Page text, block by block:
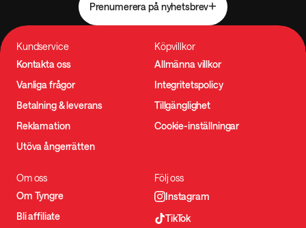
Prenumerera på nyhetsbrev
Kundservice
Kontakta oss
Vanliga frågor
Betalning & leverans
Reklamation
Utöva ångerrätten
Köpvillkor
Allmänna villkor
Integritetspolicy
Tillgänglighet
Cookie-inställningar
Om oss
Om Tyngre
Bli affiliate
Följ oss
Instagram
TikTok